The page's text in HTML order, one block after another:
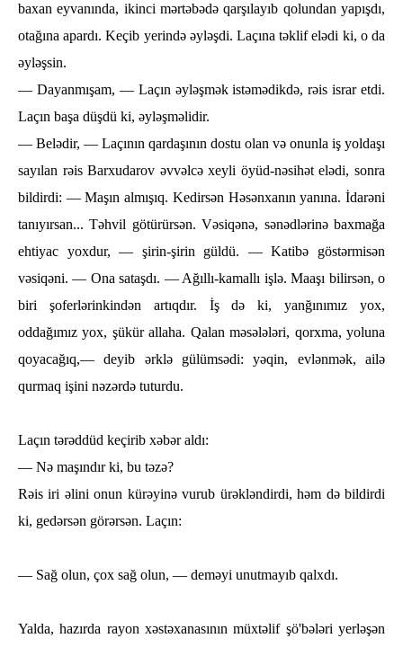
baxan eyvanında, ikinci mәrtәbәdә qarşılayıb qolundan yapışdı,
otağına apardı. Keçib yerindә әylәşdi. Laçına tәklif elәdi ki, o da
әylәşsin.
— Dayanmışam, — Laçın әylәşmәk istәmәdikdә, rәis israr etdi.
Laçın başa düşdü ki, әylәşmәlidir.
— Belәdir, — Laçının qardaşının dostu olan vә onunla iş yoldaşı
sayılan rәis Barxudarov әvvәlcә xeyli öyüd-nәsiһәt elәdi, sonra
bildirdi: — Maşın almışıq. Kedirsәn Hәsәnxanın yanına. İdarәni
tanıyırsan... Tәһvil götürürsәn. Vәsiqәnә, sәnәdlәrinә baxmağa
eһtiyac yoxdur, — şirin-şirin güldü. — Katibә göstәrmisәn
vәsiqәni. — Ona sataşdı. — Ağıllı-kamallı işlә. Maaşı bilirsәn, o
biri şoferlәrinkindәn artıqdır. İş dә ki, yanğınımız yox,
oddağımız yox, şükür allaha. Qalan mәsәlәlәri, qorxma, yoluna
qoyacağıq,— deyib әrklә gülümsәdi: yәqin, evlәnmәk, ailә
qurmaq işini nәzәrdә tuturdu.
Laçın tәrәddüd keçirib xәbәr aldı:
— Nә maşındır ki, bu tәzә?
Rәis iri әlini onun kürәyinә vurub ürәklәndirdi, һәm dә bildirdi
ki, gedәrsәn görәrsәn. Laçın:
— Sağ olun, çox sağ olun, — demәyi unutmayıb qalxdı.
Yalda, һazırda rayon xәstәxanasının müxtәlif şö'bәlәri yerlәşәn